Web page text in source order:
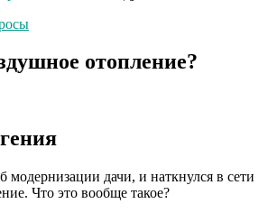
отопление?
модернизации дачи, и наткнулся в сети
Что это вообще такое?